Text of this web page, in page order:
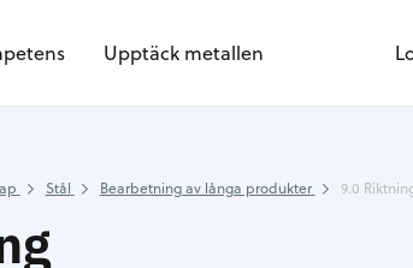
Upptäck metallen
Stål Bearbetning av långa produkter 9.0